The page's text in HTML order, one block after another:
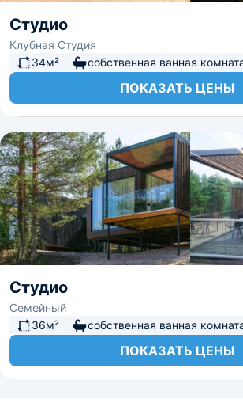
Студио
Клубная Студия
34м²
собственная ванная
ПОКАЗАТЬ ЦЕНЫ
Студио
Семейный
36м²
собственная ванная
ПОКАЗАТЬ ЦЕНЫ